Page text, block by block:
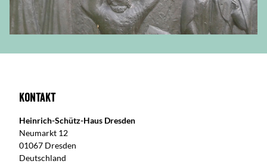
Kontakt
Heinrich-Schütz-Haus Dresden
Neumarkt 12
01067 Dresden
Deutschland